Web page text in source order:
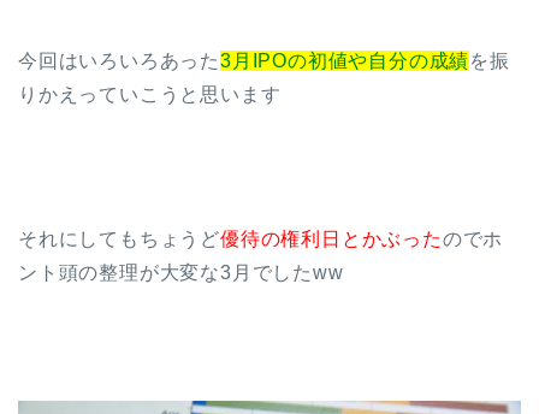
今回はいろいろあった3月IPOの初値や自分の成績を振
りかえっていこうと思います
それにしてもちょうど優待の権利日とかぶったのでホ
ント頭の整理が大変な3月でしたww